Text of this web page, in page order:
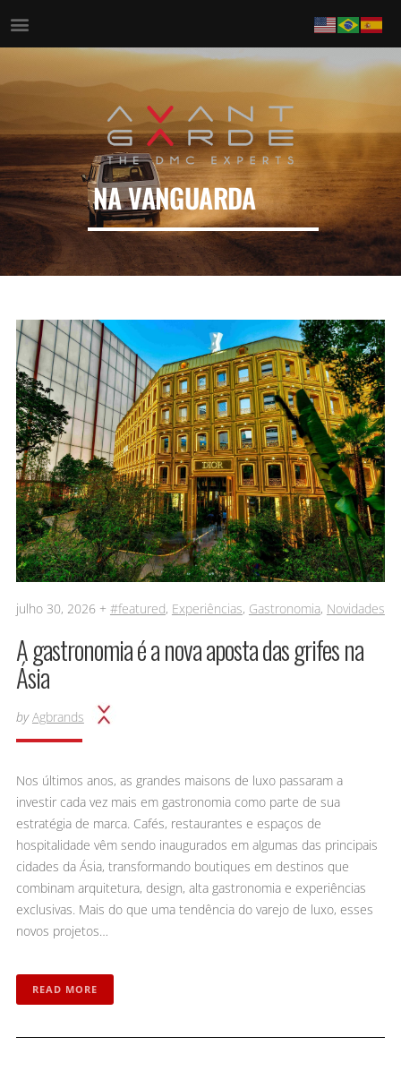
NA VANGUARDA
julho 30, 2026 + #featured, Experiências, Gastronomia, Novidades
A gastronomia é a nova aposta das grifes na
Ásia
by Agbrands
Nos últimos anos, as grandes maisons de luxo passaram a
investir cada vez mais em gastronomia como parte de sua
estratégia de marca. Cafés, restaurantes e espaços de
hospitalidade vêm sendo inaugurados em algumas das principais
cidades da Ásia, transformando boutiques em destinos que
combinam arquitetura, design, alta gastronomia e experiências
exclusivas. Mais do que uma tendência do varejo de luxo, esses
novos projetos…
READ MORE